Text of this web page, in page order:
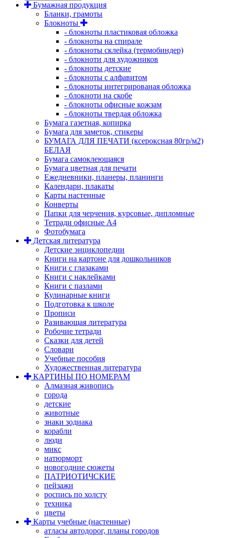
Бумажная продукция
Бланки, грамоты
Блокноты
- блокноты пластиковая обложка
- блокноты на спирале
- блокноты склейка (термобиндер)
- блокноти для художников
- блокноты детские
- блокноты с алфавитом
- блокноты интегрированая обложка
- блокноти на скобе
- блокноты офисные кожзам
- блокноты твердая обложка
Бумага газетная, копирка
Бумага для заметок, стикеры
БУМАГА ДЛЯ ПЕЧАТИ (ксероксная 80гр/м2)
БЕЛАЯ
Бумага самоклеющаяся
Бумага цветная для печати
Ежедневники, планеры, планинги
Календари, плакаты
Карты настенные
Конверты
Папки для черчения, курсовые, дипломные
Тетради офисные А4
Фотобумага
Детская литература
Детские энциклопедии
Книги на картоне для дошкольников
Книги с глазаками
Книги с наклейками
Книги с пазлами
Кулинарные книги
Подготовка к школе
Прописи
Разивающая литература
Робочие тетради
Сказки для детей
Словари
Учебные пособия
Художественная литература
КАРТИНЫ ПО НОМЕРАМ
Алмазная живопись
города
детские
животные
знаки зодиака
корабли
люди
микс
натюрморт
новогодние сюжеты
ПАТРИОТИЧСКИЕ
пейзажи
роспись по холсту
техника
цветы
Карты учебные (настенные)
атласы автодорог, планы городов